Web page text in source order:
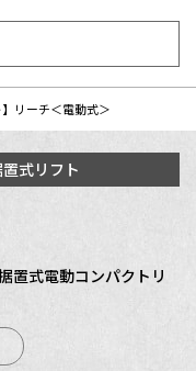
】リーチ＜電動式＞
式リフト
置式電動コンパクトリ